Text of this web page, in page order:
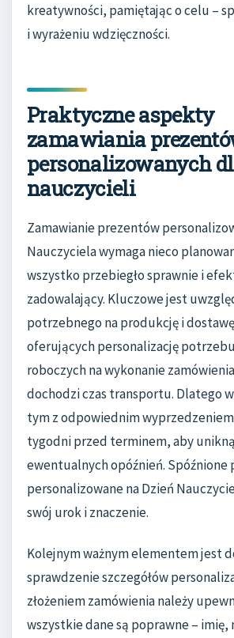
kreatywności, pamiętając o celu –
i wyrażeniu wdzięczności.
Praktyczne aspekty
zamawiania
personalizowanych
nauczycieli
Zamawianie prezentów
Nauczyciela wymaga nieco
wszystko przebiegło sprawnie i
zadowalający. Kluczowe jest
potrzebnego na produkcję i
oferujących personalizację
roboczych na wykonanie
dochodzi czas transportu. Dlatego
tym z odpowiednim
tygodni przed terminem, aby
ewentualnych opóźnień. Spóźnione
personalizowane na Dzień
swój urok i znaczenie.
Kolejnym ważnym elementem jest
sprawdzenie szczegółów
złożeniem zamówienia należy
wszystkie dane są poprawne – imię,